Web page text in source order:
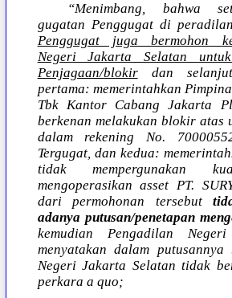
“Menimbang, bahwa
gugatan Penggugat di
Penggugat juga bermohon
Negeri Jakarta Selatan
Penjagaan/blokirdan
pertama: memerintahkan
Tbk Kantor Cabang Jakarta
berkenan melakukan blokir atas
dalam rekening No.
Tergugat, dan kedua:
tidak mempergunakan
mengoperasikan asset PT.
dari permohonan tersebut
adanya putusan/penetapan
kemudian Pengadilan
menyatakan dalam putusannya
Negeri Jakarta Selatan tidak
perkara a quo;